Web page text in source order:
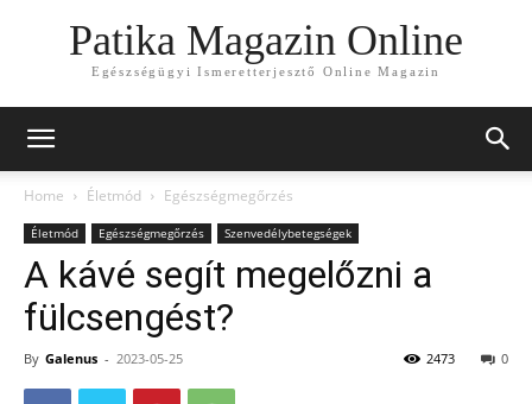
Patika Magazin Online
Egészségügyi Ismeretterjesztő Online Magazin
Home Életmód Egészségmegőrzés
Életmód Egészségmegőrzés Szenvedélybetegségek
A kávé segít megelőzni a
fülcsengést?
By Galenus - 2023-05-25 0
2473